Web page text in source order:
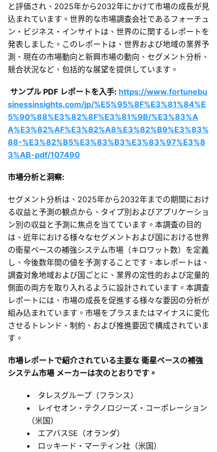
と評価され、2025年から2032年にかけて市場の成長が見
込まれています。世界的な市場調査会社であるフォーチュ
ン・ビジネス・インサイトは、世界のに関するレポートを
発表しました。このレポートは、世界および地域の業界予
測、現在の市場動向と新興市場の動向、セグメント分析、
競合状況など、包括的な展望を提供しています。
サンプル PDF レポートを入手: https://www.fortunebu
sinessinsights.com/jp/%E5%95%8F%E3%81%84%E
5%90%88%E3%82%8F%E3%81%9B/%E3%83%A
A%E3%82%AF%E3%82%A8%E3%82%B9%E3%83%
88-%E3%82%B5%E3%83%B3%E3%83%97%E3%8
3%AB-pdf/107490
市場分析と洞察:
セグメント分析は、2025年から2032年までの期間におけ
る収益と予測の観点から、タイプ別およびアプリケーショ
ン別の収益と予測に焦点を当てています。本調査の目的
は、近年における様々なセグメントおよび国における世界
の衛星ベースの補強システム市場（キロワット数）を定義
し、今後数年間の値を予測することです。本レポートは、
調査対象地域および国ごとに、業界の定性的および定量的
側面の両方を取り入れるように設計されています。本調査
レポートには、市場の成長を促進する様々な要因の分析が
組み込まれています。市場をプラスまたはマイナスに変化
させるトレンド、制約、および推進要因で構成されていま
す。
市場レポートで紹介されている主要な 衛星ベースの補強
システム市場 メーカーは次のとおりです。
タレスグループ（フランス）
レイセオン・テクノロジーズ・コーポレーション
（米国）
エアバスSE（オランダ）
ロッキード・マーティン社（米国）